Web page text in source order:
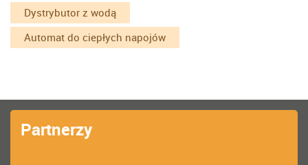
Dystrybutor z wodą
Automat do ciepłych napojów
Partnerzy